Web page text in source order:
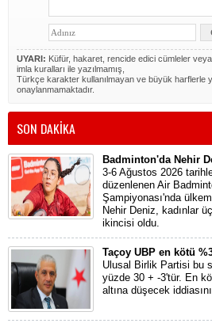
UYARI: Küfür, hakaret, rencide edici cümleler veya
imla kuralları ile yazılmamış,
Türkçe karakter kullanılmayan ve büyük harflerle
onaylanmamaktadır.
SON DAKİKA
Badminton'da Nehir
3-6 Ağustos 2026
düzenlenen Air
Şampiyonası'nda
Nehir Deniz, kadınlar
ikincisi oldu.
Taçoy UBP en kötü
Ulusal Birlik Partisi bu
yüzde 30 + -3'tür. En
altına düşecek